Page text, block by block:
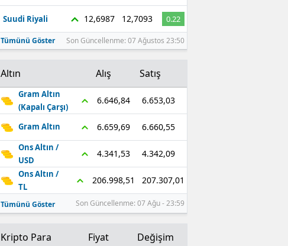
Suudi Riyali 12,6987 12,7093 0.22
Tümünü Göster Son Güncellenme: 07 Ağustos 23:50
Altın Alış Satış
Gram Altın
(Kapalı Çarşı)
6.646,84 6.653,03
Gram Altın 6.659,69 6.660,55
Ons Altın /
USD
4.341,53 4.342,09
Ons Altın /
TL
206.998,51 207.307,01
Tümünü Göster Son Güncellenme: 07 Ağu - 23:59
Kripto Para Fiyat Değişim